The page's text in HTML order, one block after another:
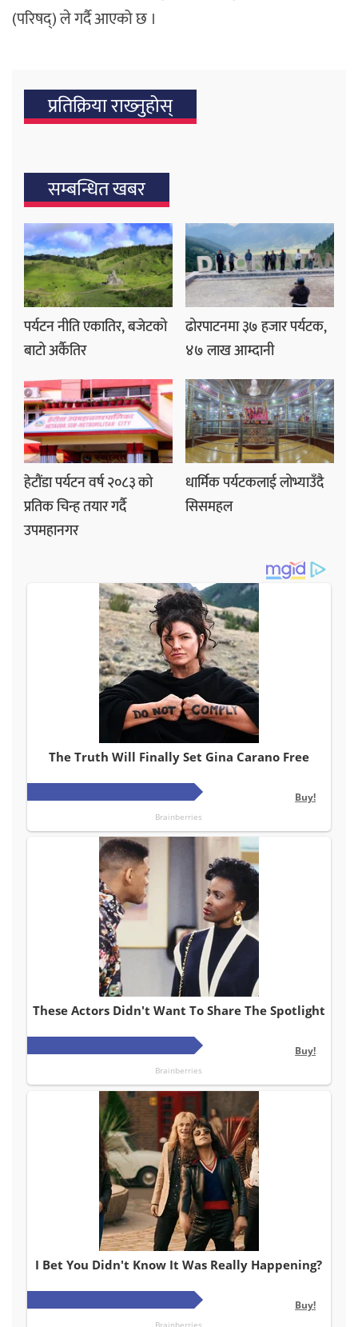
(परिषद्) ले गर्दै आएको छ ।
प्रतिक्रिया राख्‍नुहोस्
सम्बन्धित खबर
पर्यटन नीति एकातिर, बजेटको
बाटो अर्कैतिर
ढोरपाटनमा ३७ हजार पर्यटक,
४७ लाख आम्दानी
हेटौंडा पर्यटन वर्ष २०८३ को
प्रतिक चिन्ह तयार गर्दै
उपमहानगर
धार्मिक पर्यटकलाई लोभ्याउँदै
सिसमहल